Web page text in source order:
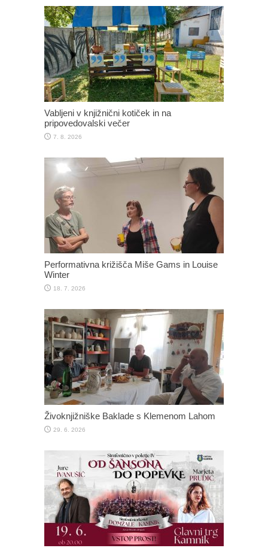
Vabljeni v knjižnični kotiček in na
pripovedovalski večer
7. 8. 2026
Performativna križišča Miše Gams in Louise
Winter
18. 7. 2026
Živoknjižniške Baklade s Klemenom Lahom
29. 6. 2026